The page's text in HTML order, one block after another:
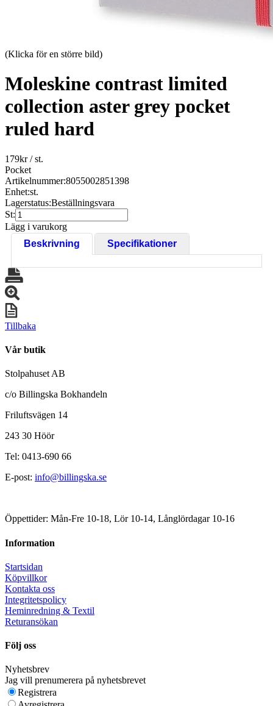
(Klicka för en större bild)
Moleskine contrast limited
collection aster grey pocket
ruled hard
179kr/ st.
Pocket
Artikelnummer:8055002851398
Enhet:st.
Lagerstatus:Beställningsvara
St:
Lägg i varukorg
Beskrivning
Specifikationer
Tillbaka
Vår butik
Stolpahuset AB
c/o Billingska Bokhandeln
Friluftsvägen 14
243 30 Höör
Tel: 0413-690 66
E-post: info@billingska.se
Öppettider: Mån-Fre 10-18, Lör 10-14, Långlördagar 10-16
Information
Startsidan
Köpvillkor
Kontakta oss
Integritetspolicy
Heminredning & Textil
Returansökan
Följ oss
Nyhetsbrev
Jag vill prenumerera på nyhetsbrevet
Registrera